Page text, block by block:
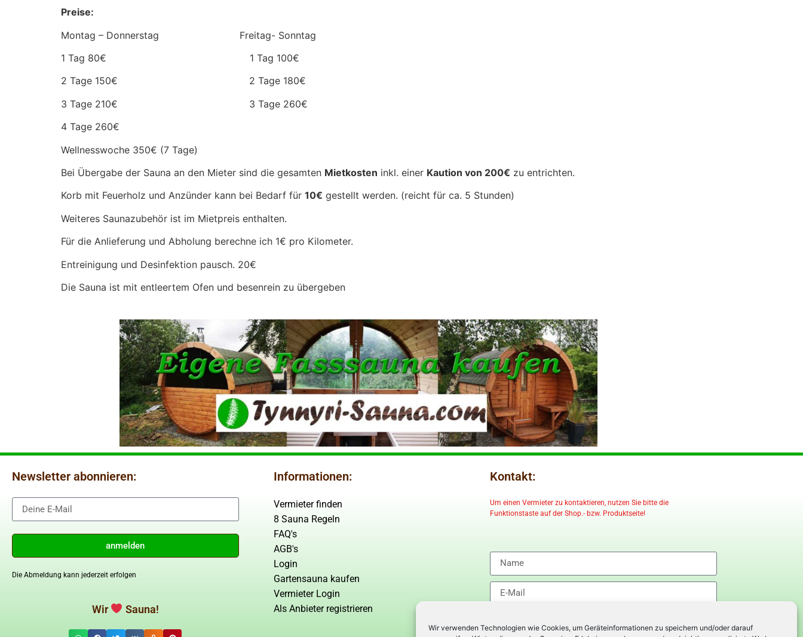
Wir verwenden Technologien wie Cookies, um Geräteinformationen zu speichern und/oder darauf
Preise:
Montag – Donnerstag Freitag- Sonntag
1 Tag 80€ 1 Tag 100€
2 Tage 150€ 2 Tage 180€
3 Tage 210€ 3 Tage 260€
4 Tage 260€
Wellnesswoche 350€ (7 Tage)
Bei Übergabe der Sauna an den Mieter sind die gesamten Mietkosten inkl. einer Kaution von 200€ zu entrichten.
Korb mit Feuerholz und Anzünder kann bei Bedarf für 10€ gestellt werden. (reicht für ca. 5 Stunden)
Weiteres Saunazubehör ist im Mietpreis enthalten.
Für die Anlieferung und Abholung berechne ich 1€ pro Kilometer.
Entreinigung und Desinfektion pausch. 20€
Die Sauna ist mit entleertem Ofen und besenrein zu übergeben
Newsletter abonnieren:
anmelden
Die Abmeldung kann jederzeit erfolgen
Wir Sauna!
Informationen:
Vermieter finden
8 Sauna Regeln
FAQ's
AGB's
Login
Gartensauna kaufen
Vermieter Login
Als Anbieter registrieren
Kontakt:
Um einen Vermieter zu kontaktieren, nutzen Sie bitte die
Funktionstaste auf der Shop.- bzw. Produktseite!